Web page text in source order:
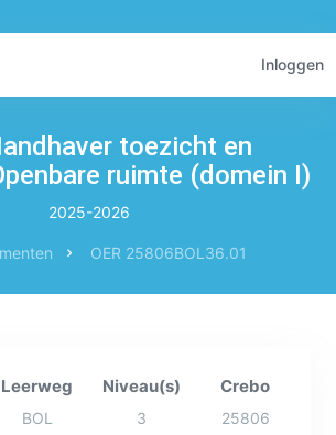
Inloggen
toezicht en
ruimte (domein I)
2025-2026
OER 25806BOL36.01
Leerweg
BOL
Niveau(s)
3
Crebo
25806